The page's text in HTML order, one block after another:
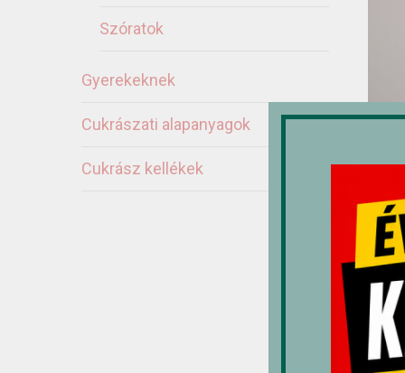
Szóratok
Gyerekeknek
Cukrászati alapanyagok
Cukrász kellékek